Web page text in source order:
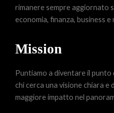
rimanere sempre aggiornato
economia, finanza, business e
Mission
Puntiamo a diventare il
chi cerca una visione chiara e
maggiore impatto nel